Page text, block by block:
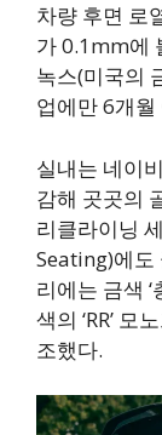
차량 후면 로
가 0.1mm에
녹스(미국의
업에만 6개
실내는 네이
감해 곳곳의
리클라이닝
Seating)에도
리에는 금색
색의 ‘RR’
조했다.